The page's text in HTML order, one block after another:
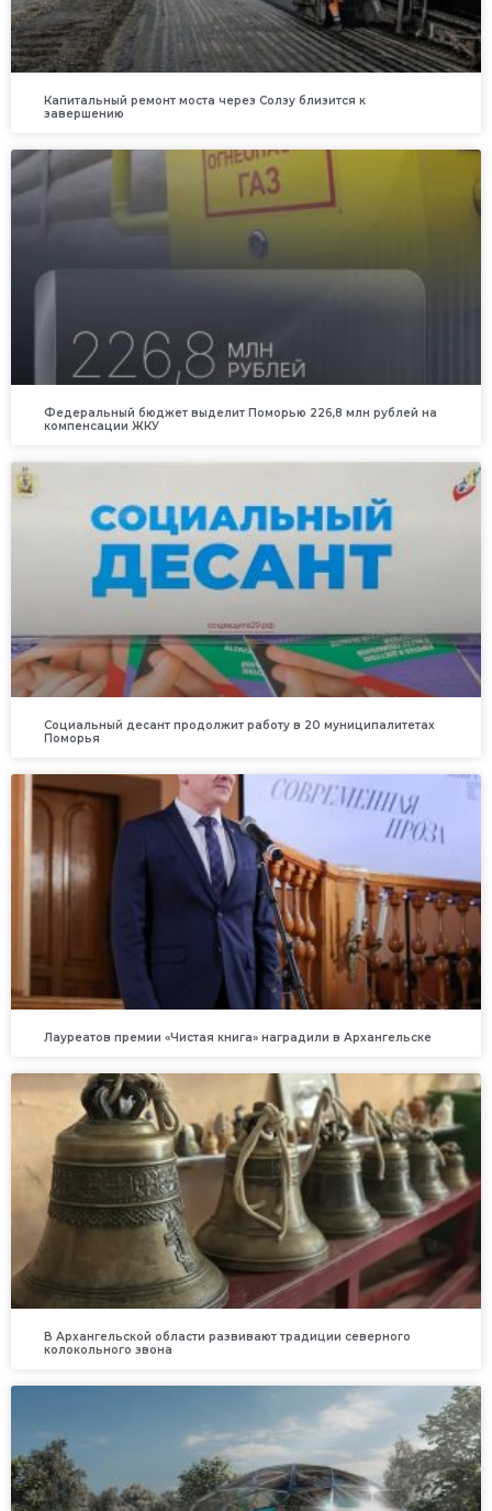
Капитальный ремонт моста через Солзу близится к
завершению
Федеральный бюджет выделит Поморью 226,8 млн рублей на
компенсации ЖКУ
Социальный десант продолжит работу в 20 муниципалитетах
Поморья
Лауреатов премии «Чистая книга» наградили в Архангельске
В Архангельской области развивают традиции северного
колокольного звона